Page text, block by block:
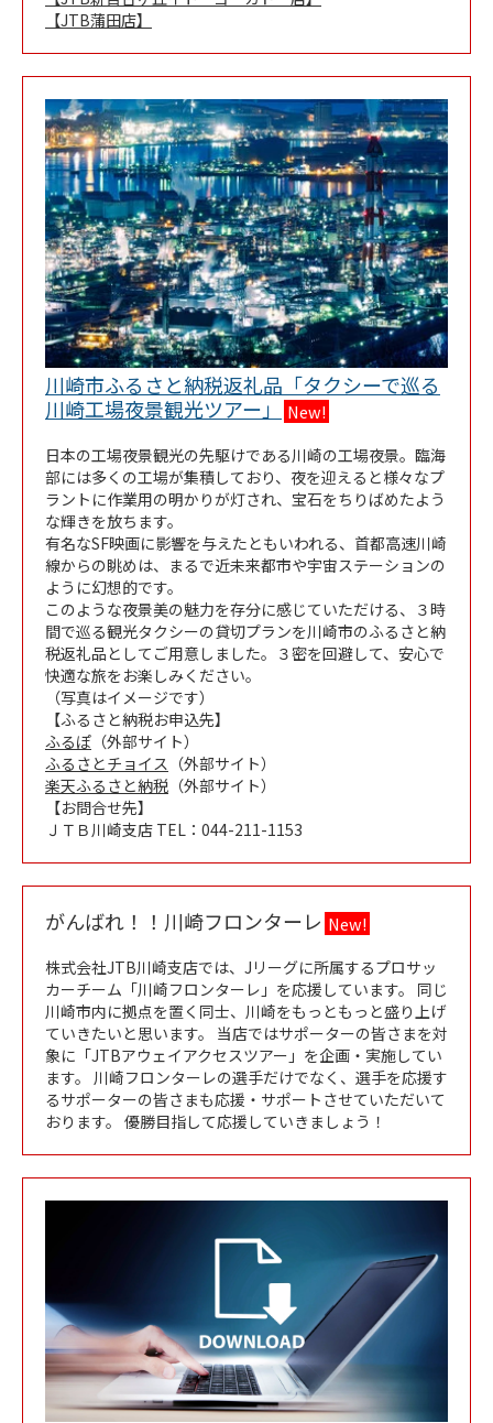
【JTB蒲田店】
川崎市ふるさと納税返礼品「タクシーで巡る
川崎工場夜景観光ツアー」 Link Opens in New Tab
New!
日本の工場夜景観光の先駆けである川崎の工場夜景。臨海
部には多くの工場が集積しており、夜を迎えると様々なプ
ラントに作業用の明かりが灯され、宝石をちりばめたよう
な輝きを放ちます。
有名なSF映画に影響を与えたともいわれる、首都高速川崎
線からの眺めは、まるで近未来都市や宇宙ステーションの
ように幻想的です。
このような夜景美の魅力を存分に感じていただける、３時
間で巡る観光タクシーの貸切プランを川崎市のふるさと納
税返礼品としてご用意しました。３密を回避して、安心で
快適な旅をお楽しみください。
（写真はイメージです）
【ふるさと納税お申込先】
ふるぽ （外部サイト）
ふるさとチョイス （外部サイト）
楽天ふるさと納税 （外部サイト）
【お問合せ先】
ＪＴＢ川崎支店 TEL：044-211-1153
がんばれ！！川崎フロンターレ New!
株式会社JTB川崎支店では、Jリーグに所属するプロサッ
カーチーム「川崎フロンターレ」を応援しています。 同じ
川崎市内に拠点を置く同士、川崎をもっともっと盛り上げ
ていきたいと思います。 当店ではサポーターの皆さまを対
象に「JTBアウェイアクセスツアー」を企画・実施してい
ます。 川崎フロンターレの選手だけでなく、選手を応援す
るサポーターの皆さまも応援・サポートさせていただいて
おります。 優勝目指して応援していきましょう！